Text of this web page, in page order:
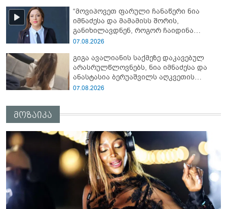
ფაქტობრივად, წაქეზება იყო” -
პროკურორი ნია იმნაძეზე
“მოვიპოვეთ ფარული ჩანაწერი ნია
იმნაძესა და მამამისს შორის,
განიხილავდნენ, როგორ ჩაიდინა
გაბაშვილმა დანაშაული” - რას ამბობს
07.08.2026
გიგა ავალიანის საქმეზე დაკავებულ
არასრულწლოვნებს, ნია იმნაძესა და
ანასტასია ბერუაშვილს აღკვეთის
ღონისძიების სახით პატიმრობა
07.08.2026
მოზაიკა